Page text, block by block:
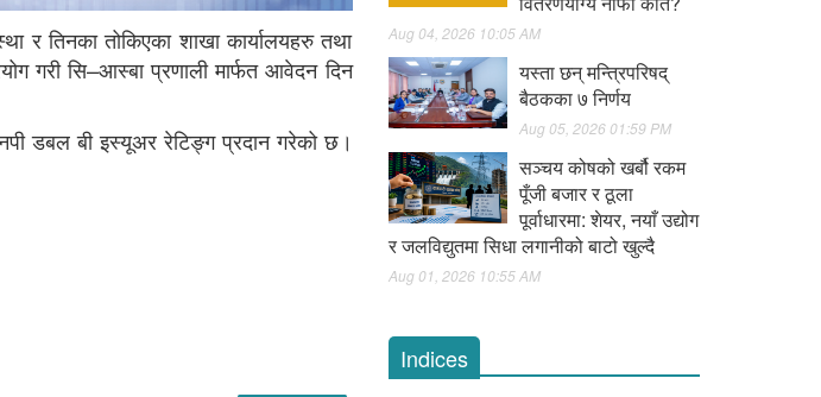
र तिनका तोकिएका शाखा कार्यालयहरु तथा
गरी सि–आस्बा प्रणाली मार्फत आवेदन दिन
डबल बी इस्यूअर रेटिङ्ग प्रदान गरेको छ।
Aug 04, 2026 10:05 AM
यस्ता छन् मन्त्रिपरिषद्
बैठकका ७ निर्णय
Aug 05, 2026 01:59 PM
सञ्चय कोषको खर्बौ रकम
पूँजी बजार र ठूला
पूर्वाधारमा: शेयर, नयाँ उद्योग
र जलविद्युतमा सिधा लगानीको बाटो खुल्दै
Aug 01, 2026 10:55 AM
Indices